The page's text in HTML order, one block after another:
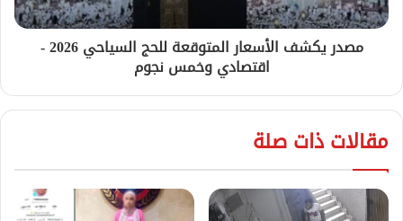
مصدر يكشف الأسعار المتوقعة للحج السياحي 2026 -
اقتصادي وخمس نجوم
مقالات ذات صلة